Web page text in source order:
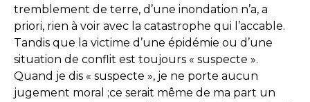
tremblement de terre, d’une inondation n’a, a
priori, rien à voir avec la catastrophe qui l’accable.
Tandis que la victime d’une épidémie ou d’une
situation de conflit est toujours « suspecte ».
Quand je dis « suspecte », je ne porte aucun
jugement moral ;ce serait même de ma part un